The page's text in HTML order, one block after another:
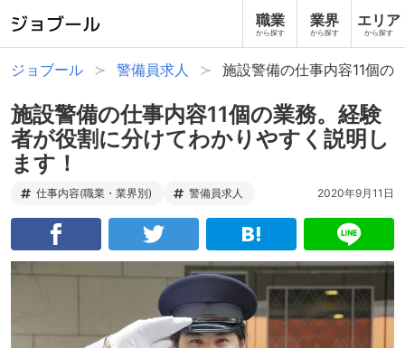
職業
から探す
業界
から探す
エリア
から探す
ジョブール 警備員求人 施設警備の仕事内容11個の
施設警備の仕事内容11個の業務。経験
者が役割に分けてわかりやすく説明し
ます！
仕事内容(職業・業界別) 警備員求人 2020年9月11日